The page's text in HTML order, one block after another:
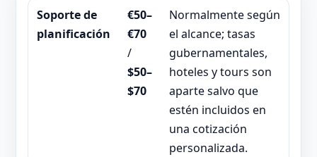
Soporte de
planificación
€50–
€70
/
$50–
$70
Normalmente según
el alcance; tasas
gubernamentales,
hoteles y tours son
aparte salvo que
estén incluidos en
una cotización
personalizada.